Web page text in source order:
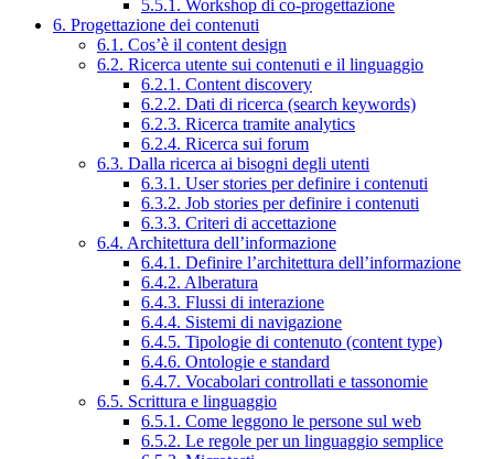
5.5.1. Workshop di co-progettazione
6. Progettazione dei contenuti
6.1. Cos’è il content design
6.2. Ricerca utente sui contenuti e il linguaggio
6.2.1. Content discovery
6.2.2. Dati di ricerca (search keywords)
6.2.3. Ricerca tramite analytics
6.2.4. Ricerca sui forum
6.3. Dalla ricerca ai bisogni degli utenti
6.3.1. User stories per definire i contenuti
6.3.2. Job stories per definire i contenuti
6.3.3. Criteri di accettazione
6.4. Architettura dell’informazione
6.4.1. Definire l’architettura dell’informazione
6.4.2. Alberatura
6.4.3. Flussi di interazione
6.4.4. Sistemi di navigazione
6.4.5. Tipologie di contenuto (content type)
6.4.6. Ontologie e standard
6.4.7. Vocabolari controllati e tassonomie
6.5. Scrittura e linguaggio
6.5.1. Come leggono le persone sul web
6.5.2. Le regole per un linguaggio semplice